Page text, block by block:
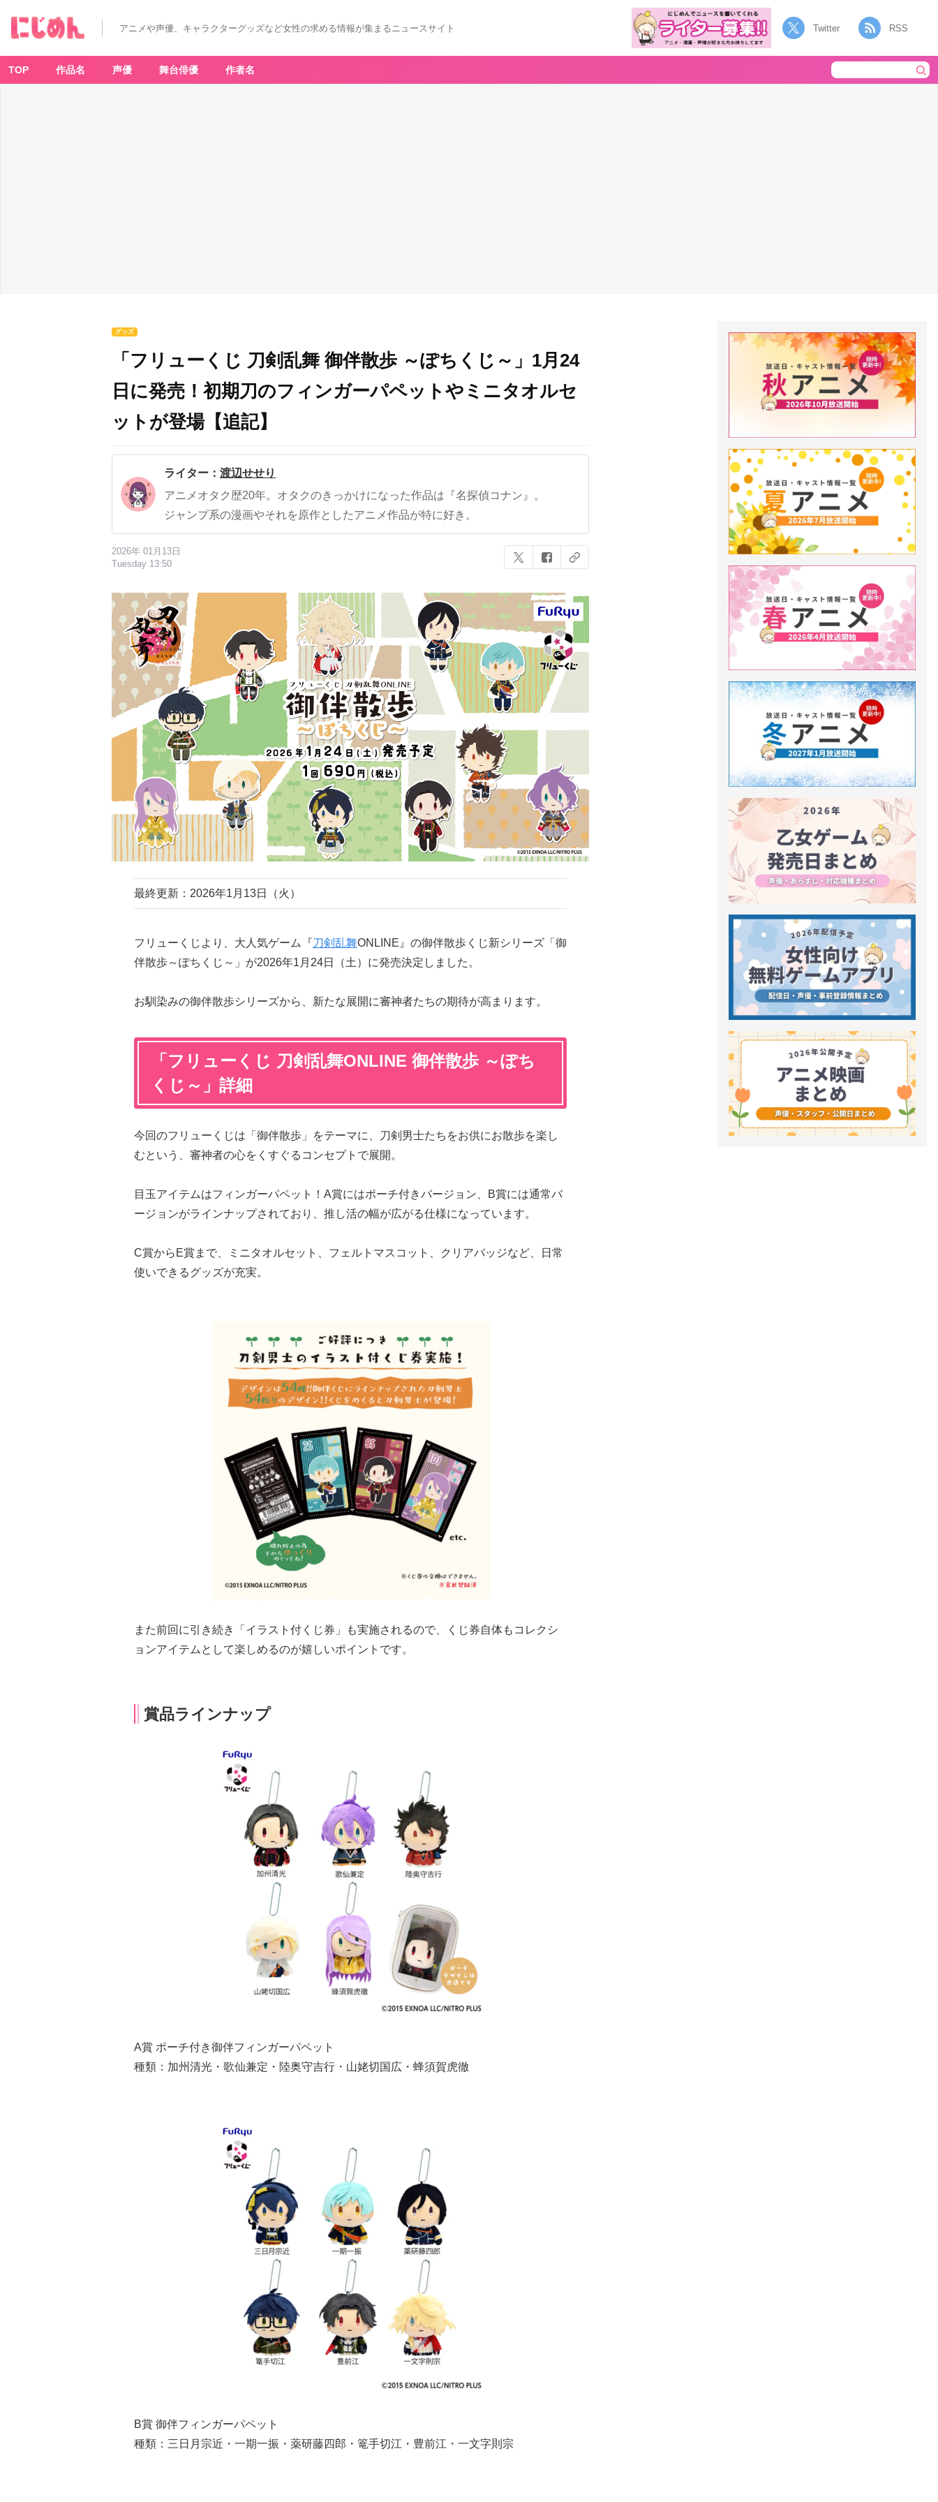
アニメや声優、キャラクターグッズなど女性の求める情報が集まるニュースサイト Twitter RSS
TOP 作品名 声優 舞台俳優 作者名
グッズ
「フリューくじ 刀剣乱舞 御伴散歩 ～ぽちくじ～」1月24
日に発売！初期刀のフィンガーパペットやミニタオルセ
ットが登場【追記】
ライター： 渡辺せせり
アニメオタク歴20年。オタクのきっかけになった作品は『名探偵コナン』。
ジャンプ系の漫画やそれを原作としたアニメ作品が特に好き。
2026年 01月13日
Tuesday 13:50
最終更新：2026年1月13日（火）
フリューくじより、大人気ゲーム『刀剣乱舞ONLINE』の御伴散歩くじ新シリーズ「御
伴散歩～ぽちくじ～」が2026年1月24日（土）に発売決定しました。
お馴染みの御伴散歩シリーズから、新たな展開に審神者たちの期待が高まります。
「フリューくじ 刀剣乱舞ONLINE 御伴散歩 ～ぽち
くじ～」詳細
今回のフリューくじは「御伴散歩」をテーマに、刀剣男士たちをお供にお散歩を楽し
むという、審神者の心をくすぐるコンセプトで展開。
目玉アイテムはフィンガーパペット！A賞にはポーチ付きバージョン、B賞には通常バ
ージョンがラインナップされており、推し活の幅が広がる仕様になっています。
C賞からE賞まで、ミニタオルセット、フェルトマスコット、クリアバッジなど、日常
使いできるグッズが充実。
また前回に引き続き「イラスト付くじ券」も実施されるので、くじ券自体もコレクシ
ョンアイテムとして楽しめるのが嬉しいポイントです。
賞品ラインナップ
A賞 ポーチ付き御伴フィンガーパペット
種類：加州清光・歌仙兼定・陸奥守吉行・山姥切国広・蜂須賀虎徹
B賞 御伴フィンガーパペット
種類：三日月宗近・一期一振・薬研藤四郎・篭手切江・豊前江・一文字則宗